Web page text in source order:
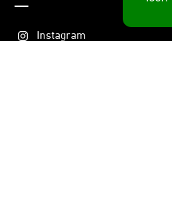
Instagram